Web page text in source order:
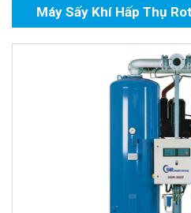
Máy Sấy Khí Hấp Thụ